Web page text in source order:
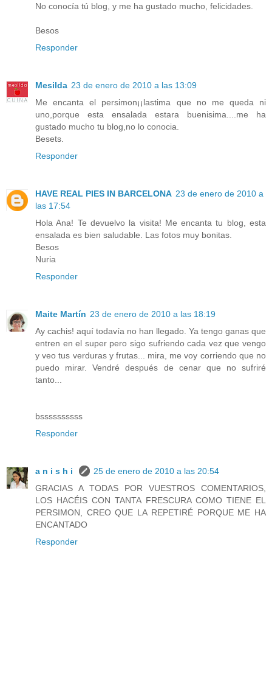
No conocía tú blog, y me ha gustado mucho, felicidades.
Besos
Responder
Mesilda 23 de enero de 2010 a las 13:09
Me encanta el persimon¡¡lastima que no me queda ni
uno,porque esta ensalada estara buenisima....me ha
gustado mucho tu blog,no lo conocia.
Besets.
Responder
HAVE REAL PIES IN BARCELONA 23 de enero de 2010 a
las 17:54
Hola Ana! Te devuelvo la visita! Me encanta tu blog, esta
ensalada es bien saludable. Las fotos muy bonitas.
Besos
Nuria
Responder
Maite Martín 23 de enero de 2010 a las 18:19
Ay cachis! aquí todavía no han llegado. Ya tengo ganas que
entren en el super pero sigo sufriendo cada vez que vengo
y veo tus verduras y frutas... mira, me voy corriendo que no
puedo mirar. Vendré después de cenar que no sufriré
tanto...
bssssssssss
Responder
a n i s h i
25 de enero de 2010 a las 20:54
GRACIAS A TODAS POR VUESTROS COMENTARIOS,
LOS HACÉIS CON TANTA FRESCURA COMO TIENE EL
PERSIMON, CREO QUE LA REPETIRÉ PORQUE ME HA
ENCANTADO
Responder